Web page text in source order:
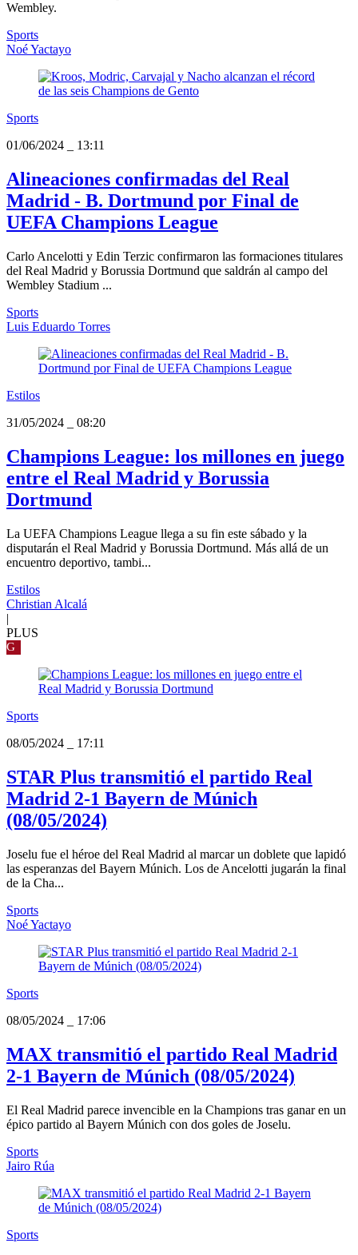
Wembley.
Sports
Noé Yactayo
Sports
01/06/2024
13:11
Alineaciones confirmadas del Real
Madrid - B. Dortmund por Final de
UEFA Champions League
Carlo Ancelotti y Edin Terzic confirmaron las formaciones titulares
del Real Madrid y Borussia Dortmund que saldrán al campo del
Wembley Stadium ...
Sports
Luis Eduardo Torres
Estilos
31/05/2024
08:20
Champions League: los millones en juego
entre el Real Madrid y Borussia
Dortmund
La UEFA Champions League llega a su fin este sábado y la
disputarán el Real Madrid y Borussia Dortmund. Más allá de un
encuentro deportivo, tambi...
Estilos
Christian Alcalá
|
PLUS
G
Sports
08/05/2024
17:11
STAR Plus transmitió el partido Real
Madrid 2-1 Bayern de Múnich
(08/05/2024)
Joselu fue el héroe del Real Madrid al marcar un doblete que lapidó
las esperanzas del Bayern Múnich. Los de Ancelotti jugarán la final
de la Cha...
Sports
Noé Yactayo
Sports
08/05/2024
17:06
MAX transmitió el partido Real Madrid
2-1 Bayern de Múnich (08/05/2024)
El Real Madrid parece invencible en la Champions tras ganar en un
épico partido al Bayern Múnich con dos goles de Joselu.
Sports
Jairo Rúa
Sports